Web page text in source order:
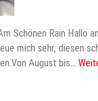
Schönen Rain Hallo
mich sehr, diesen
August bis…